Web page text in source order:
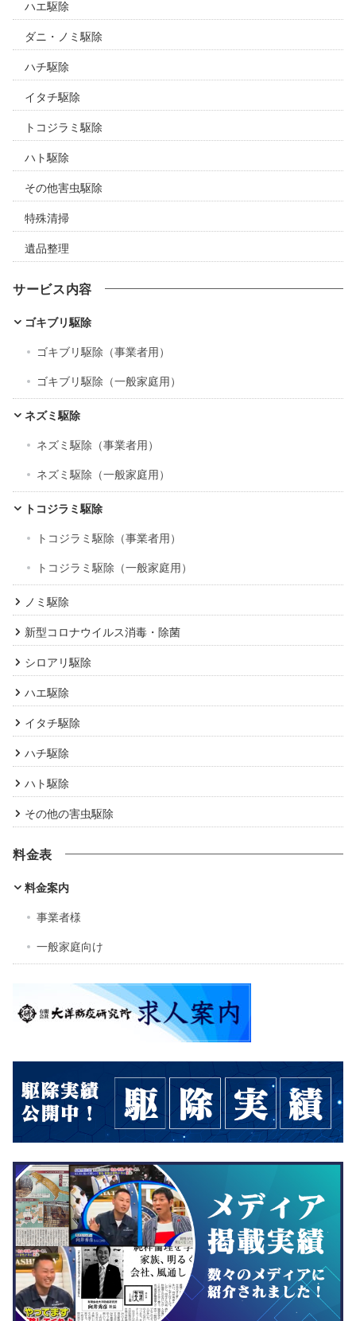
ハエ駆除
ダニ・ノミ駆除
ハチ駆除
イタチ駆除
トコジラミ駆除
ハト駆除
その他害虫駆除
特殊清掃
遺品整理
サービス内容
ゴキブリ駆除
ゴキブリ駆除（事業者用）
ゴキブリ駆除（一般家庭用）
ネズミ駆除
ネズミ駆除（事業者用）
ネズミ駆除（一般家庭用）
トコジラミ駆除
トコジラミ駆除（事業者用）
トコジラミ駆除（一般家庭用）
ノミ駆除
新型コロナウイルス消毒・除菌
シロアリ駆除
ハエ駆除
イタチ駆除
ハチ駆除
ハト駆除
その他の害虫駆除
料金表
料金案内
事業者様
一般家庭向け